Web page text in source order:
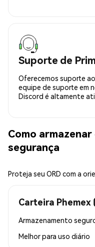
Suporte de
Oferecemos suporte
equipe de suporte em
Discord é altamente
Como
segurança
Proteja seu ORD com a
Carteira Phemex
Armazenamento
Melhor para uso diário